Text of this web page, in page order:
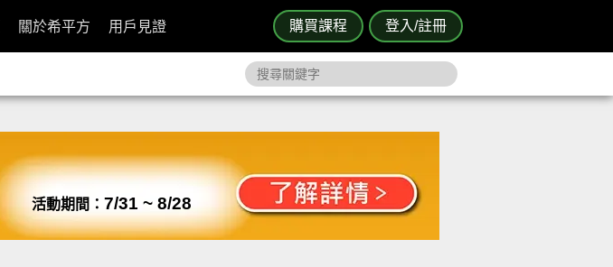
購買課程 登入/註冊
關於希平方 用戶見證
活動期間： 7/31 ~ 8/28